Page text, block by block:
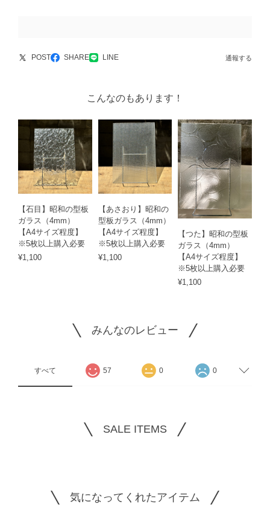
POST SHARE LINE 通報する
こんなのもあります！
【石目】昭和の型板
ガラス（4mm）
【A4サイズ程度】
※5枚以上購入必要
¥1,100
【あさおり】昭和の
型板ガラス（4mm）
【A4サイズ程度】
※5枚以上購入必要
¥1,100
【つた】昭和の型板
ガラス（4mm）
【A4サイズ程度】
※5枚以上購入必要
¥1,100
みんなのレビュー
すべて 57 0 0
SALE ITEMS
気になってくれたアイテム